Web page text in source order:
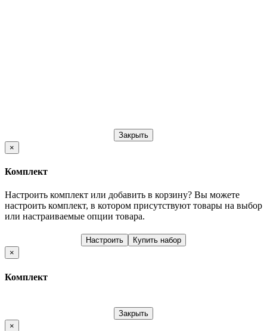
Закрыть
×
Комплект
Настроить комплект или добавить в корзину? Вы можете
настроить комплект, в котором присутствуют товары на выбор
или настраиваемые опции товара.
Настроить
Купить набор
×
Комплект
Закрыть
×